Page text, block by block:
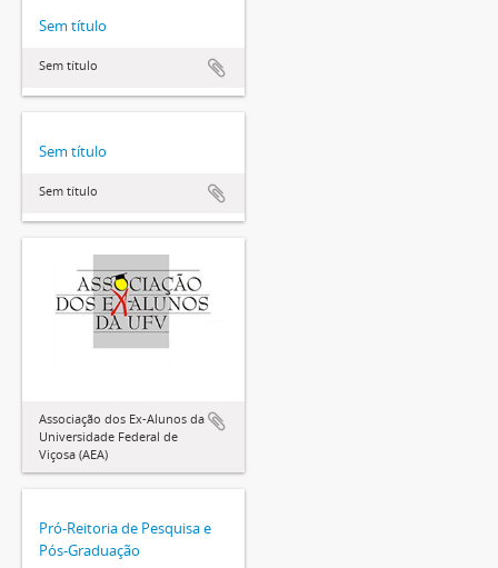
Sem título
Sem título
Sem título
Sem título
Associação dos Ex-Alunos da
Universidade Federal de
Viçosa (AEA)
Pró-Reitoria de Pesquisa e
Pós-Graduação